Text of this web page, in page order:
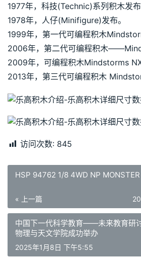
1977年，科技(Technic)系列积木发布
1978年，人仔(Minifigure)发布。
1999年，第一代可编程积木
2006年，第二代可编程积木
2009年，可编程积木Mindstorms
2013年，第三代可编程积木
访问次数: 845
HSP 94762 1/8 4WD NP
« 上一篇
中国下一代科学教育——未来教育研
物理与天文学院成功举办
2025年1月8日 下午5:55